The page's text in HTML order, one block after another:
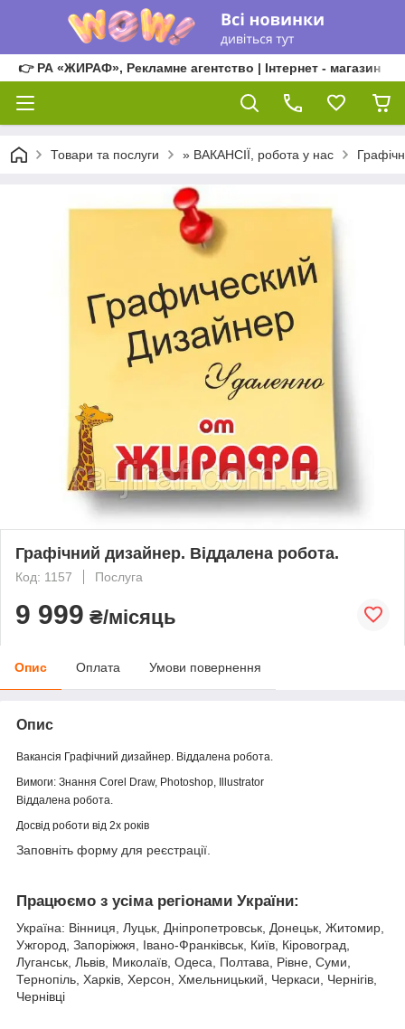
👉 РА «ЖИРАФ», Рекламне агентство | Інтернет - магазин
Товари та послуги » ВАКАНСІЇ, робота у нас
Графічний дизайнер. Віддалена робота.
Код: 1157 Послуга
9 999 ₴/місяць
Опис Оплата Умови повернення
Опис
Вакансія Графічний дизайнер. Віддалена робота.
Вимоги: Знання Corel Draw, Photoshop, Illustrator
Віддалена робота.
Досвід роботи від 2х років
Заповніть форму для реєстрації.
Працюємо з усіма регіонами України:
Україна: Вінниця, Луцьк, Дніпропетровськ, Донецьк, Житомир,
Ужгород, Запоріжжя, Івано-Франківськ, Київ, Кіровоград,
Луганськ, Львів, Миколаїв, Одеса, Полтава, Рівне, Суми,
Тернопіль, Харків, Херсон, Хмельницький, Черкаси, Чернігів,
Чернівці